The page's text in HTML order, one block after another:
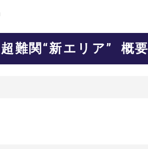
難関“新エリア” 概要